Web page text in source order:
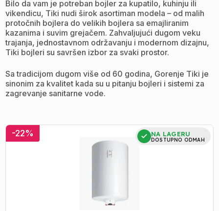
Bilo da vam je potreban bojler za kupatilo, kuhinju ili
vikendicu, Tiki nudi širok asortiman modela – od malih
protočnih bojlera do velikih bojlera sa emajliranim
kazanima i suvim grejačem. Zahvaljujući dugom veku
trajanja, jednostavnom održavanju i modernom dizajnu,
Tiki bojleri su savršen izbor za svaki prostor.
Sa tradicijom dugom više od 60 godina, Gorenje Tiki je
sinonim za kvalitet kada su u pitanju bojleri i sistemi za
zagrevanje sanitarne vode.
Bojler
TIKI
-22% NA LAGERU
DOSTUPNO ODMAH